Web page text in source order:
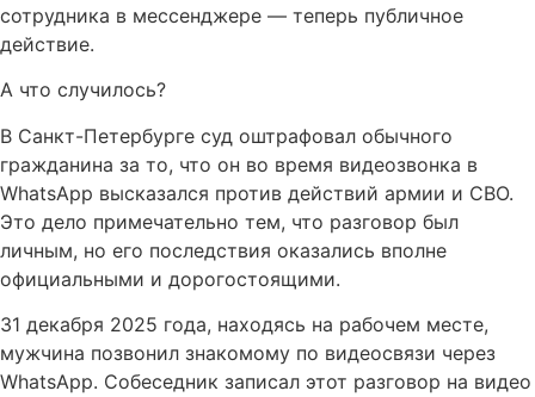
сотрудника в мессенджере — теперь публичное
действие.
А что случилось?
В Санкт-Петербурге суд оштрафовал обычного
гражданина за то, что он во время видеозвонка в
WhatsApp высказался против действий армии и СВО.
Это дело примечательно тем, что разговор был
личным, но его последствия оказались вполне
официальными и дорогостоящими.
31 декабря 2025 года, находясь на рабочем месте,
мужчина позвонил знакомому по видеосвязи через
WhatsApp. Собеседник записал этот разговор на видео